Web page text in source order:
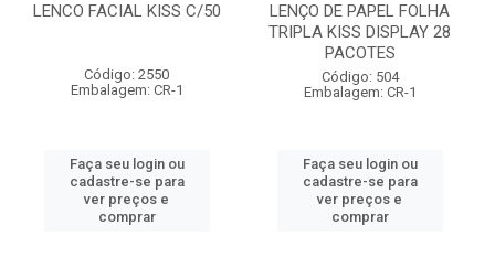
LENCO FACIAL KISS C/50
Código: 2550
Embalagem: CR-1
Faça seu login ou
cadastre-se para
ver preços e
comprar
LENÇO DE PAPEL FOLHA
TRIPLA KISS DISPLAY 28
PACOTES
Código: 504
Embalagem: CR-1
Faça seu login ou
cadastre-se para
ver preços e
comprar